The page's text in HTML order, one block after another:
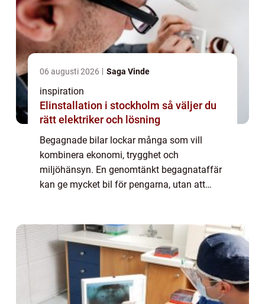
06 augusti 2026 Saga Vinde
inspiration
Elinstallation i stockholm så väljer du
rätt elektriker och lösning
Begagnade bilar lockar många som vill
kombinera ekonomi, trygghet och
miljöhänsyn. En genomtänkt begagnataffär
kan ge mycket bil för pengarna, utan att